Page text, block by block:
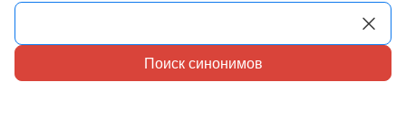
Поиск синонимов